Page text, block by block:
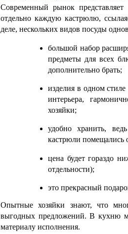
Современный рынок
отдельно каждую кастрюлю,
деле, нескольких видов посуды
большой набор
предметы для всех
дополнительно брать;
изделия в одном
интерьера,
хозяйки;
удобно хранить,
кастрюли помещались
цена будет гораздо
отдельности);
это прекрасный
Опытные хозяйки знают, что
выгодных предложений. В кухню
материалу исполнения.